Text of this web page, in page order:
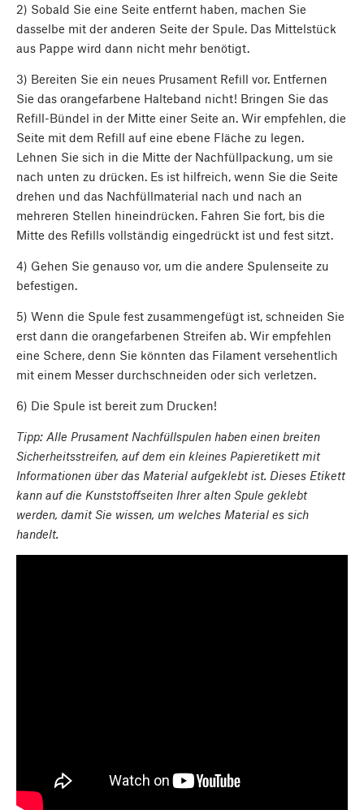
2) Sobald Sie eine Seite entfernt haben, machen Sie
dasselbe mit der anderen Seite der Spule. Das Mittelstück
aus Pappe wird dann nicht mehr benötigt.
3) Bereiten Sie ein neues Prusament Refill vor. Entfernen
Sie das orangefarbene Halteband nicht! Bringen Sie das
Refill-Bündel in der Mitte einer Seite an. Wir empfehlen, die
Seite mit dem Refill auf eine ebene Fläche zu legen.
Lehnen Sie sich in die Mitte der Nachfüllpackung, um sie
nach unten zu drücken. Es ist hilfreich, wenn Sie die Seite
drehen und das Nachfüllmaterial nach und nach an
mehreren Stellen hineindrücken. Fahren Sie fort, bis die
Mitte des Refills vollständig eingedrückt ist und fest sitzt.
4) Gehen Sie genauso vor, um die andere Spulenseite zu
befestigen.
5) Wenn die Spule fest zusammengefügt ist, schneiden Sie
erst dann die orangefarbenen Streifen ab. Wir empfehlen
eine Schere, denn Sie könnten das Filament versehentlich
mit einem Messer durchschneiden oder sich verletzen.
6) Die Spule ist bereit zum Drucken!
Tipp: Alle Prusament Nachfüllspulen haben einen breiten
Sicherheitsstreifen, auf dem ein kleines Papieretikett mit
Informationen über das Material aufgeklebt ist. Dieses Etikett
kann auf die Kunststoffseiten Ihrer alten Spule geklebt
werden, damit Sie wissen, um welches Material es sich
handelt.